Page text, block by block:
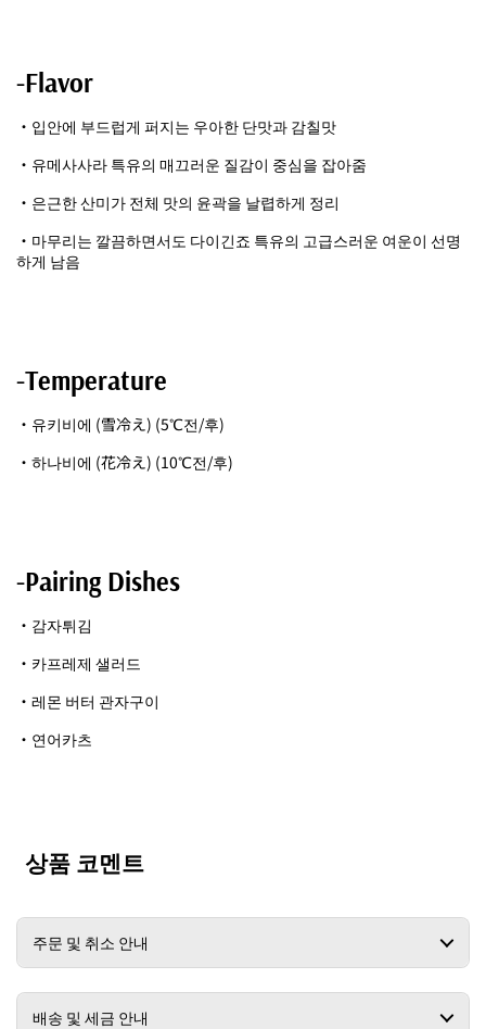
-Flavor
・입안에 부드럽게 퍼지는 우아한 단맛과 감칠맛
・유메사사라 특유의 매끄러운 질감이 중심을 잡아줌
・은근한 산미가 전체 맛의 윤곽을 날렵하게 정리
・마무리는 깔끔하면서도 다이긴죠 특유의 고급스러운 여운이 선명
하게 남음
-Temperature
・유키비에 (雪冷え) (5℃전/후)
・하나비에 (花冷え) (10℃전/후)
-Pairing Dishes
・감자튀김
・카프레제 샐러드
・레몬 버터 관자구이
・연어카츠
상품 코멘트
주문 및 취소 안내
배송 및 세금 안내